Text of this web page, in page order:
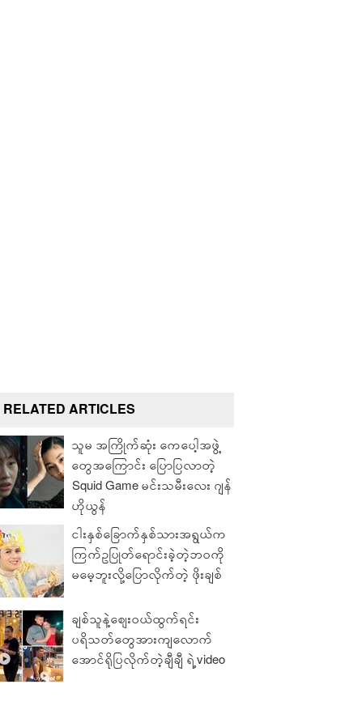
RELATED ARTICLES
သူမ အကြိုက်ဆုံး ကေပေါ့အဖွဲ့
တွေအကြောင်း ပြောပြလာတဲ့
Squid Game မင်းသမီးလေး ဂျန်
ဟိုယွန်
ငါးနှစ်ခြောက်နှစ်သားအရွယ်က
ကြက်ဥပြုတ်ရောင်းခဲ့တဲ့ဘဝကို
မမေ့ဘူးလို့ပြောလိုက်တဲ့ ဖိုးချစ်
ချစ်သူနဲ့ဈေးဝယ်ထွက်ရင်း
ပရိသတ်တွေအားကျလောက်
အောင်ရိုပြလိုက်တဲ့ချီချီ ရဲ့video